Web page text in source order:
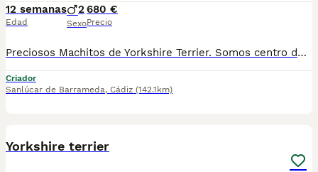
12 semanas
Edad
2
Sexo
680 €
Precio
Preciosos Machitos de Yorkshire Terrier. Somos centro de mascotas con años de experiencia. Diariamente cuidamos, supervisamos y mimamos a nuestros cachorritos. Los entregamos con Revisión Veterinaria, Factura de compra, garantía vírica, formulario de reconocimiento de raza pura, junto con su cartilla de vacunación y desparasitacion al día de la entrega. Hacemos envíos a toda la península y Baleares mediante servicio propio de transporte. Posibilidad de pago contrareembolso. Para más información no dude en contactar con nosotros. TLF: 649297709. Solo atiendo wasap o tlf. Gracias
Criador
Sanlúcar de Barrameda, Cádiz (142.1km)
Yorkshire terrier